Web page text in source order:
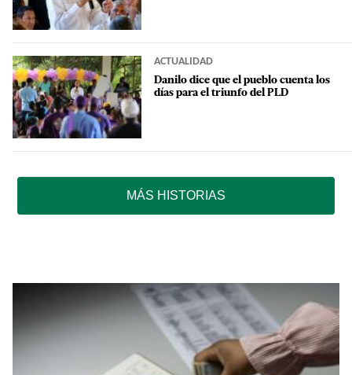
ACTUALIDAD
Danilo dice que el pueblo cuenta los
días para el triunfo del PLD
MÁS HISTORIAS